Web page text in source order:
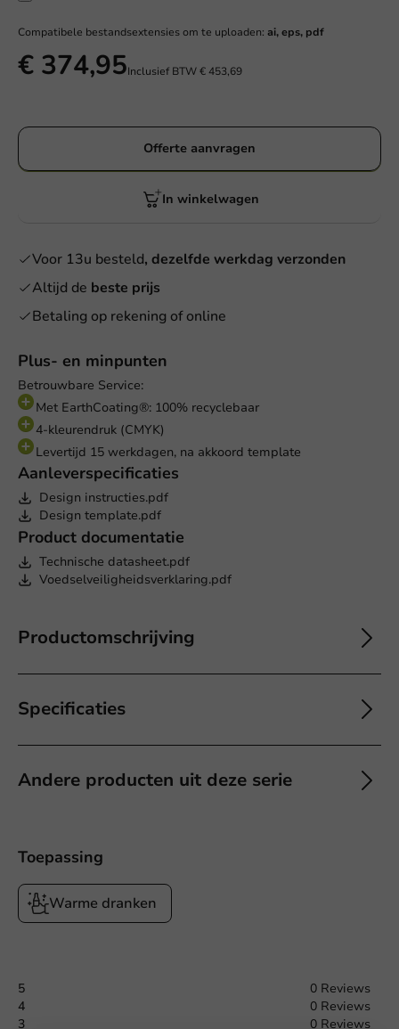
Plus- en minpunten
Betrouwbare Service:
Met EarthCoating®: 100% recyclebaar
4-kleurendruk (CMYK)
Levertijd 15 werkdagen, na akkoord template
Aanleverspecificaties
Design instructies.pdf
Design template.pdf
Product documentatie
Technische datasheet.pdf
Voedselveiligheidsverklaring.pdf
Productomschrijving
Specificaties
Andere producten uit deze serie
Compatibele bestandsextensies om te uploaden: ai, eps, pdf
€ 374,95Inclusief BTW€ 453,69
Offerte aanvragen
Offerte aanvragen
In winkelwagen
Voor 13u besteld, dezelfde werkdag verzonden
Altijd de beste prijs
Betaling op rekening of online
Toepassing
Warme dranken
5
0 Reviews
4
0 Reviews
3
0 Reviews